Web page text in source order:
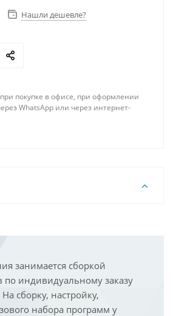
Нашли дешевле?
покупке в офисе, при оформлении
WhatsApp или через интернет-
занимается сборкой
по индивидуальному заказу
сборку, настройку,
набора программ у